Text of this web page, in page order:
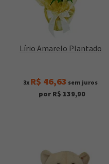
Lírio Amarelo Plantado
3x R$ 46,63 sem juros
por R$ 139,90